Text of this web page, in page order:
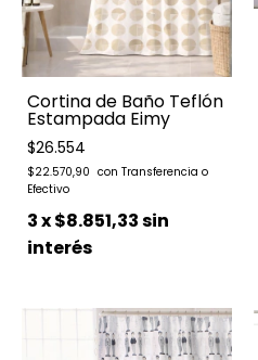
Cortina de Baño Teflón
Estampada Eimy
$26.554
$22.570,90
3x$8.851,33sin
interés